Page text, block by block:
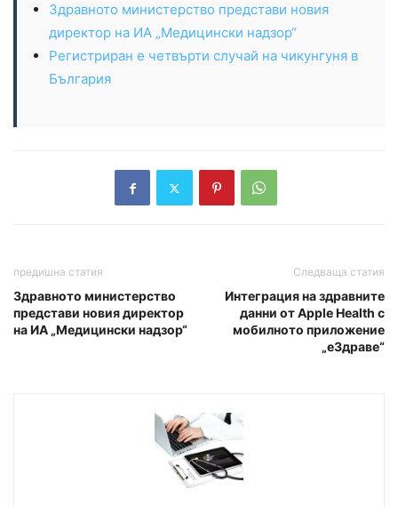
Здравното министерство представи новия
директор на ИА „Медицински надзор“
Регистриран е четвърти случай на чикунгуня в
България
предишна статия
Здравното министерство
представи новия директор
на ИА „Медицински надзор“
Следваща статия
Интеграция на здравните
данни от Apple Health с
мобилното приложение
„еЗдраве“